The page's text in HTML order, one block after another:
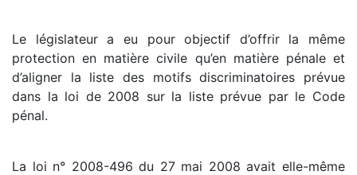
Le législateur a eu pour objectif d’offrir la même
protection en matière civile qu’en matière pénale et
d’aligner la liste des motifs discriminatoires prévue
dans la loi de 2008 sur la liste prévue par le Code
pénal.
La loi n° 2008-496 du 27 mai 2008 avait elle-même